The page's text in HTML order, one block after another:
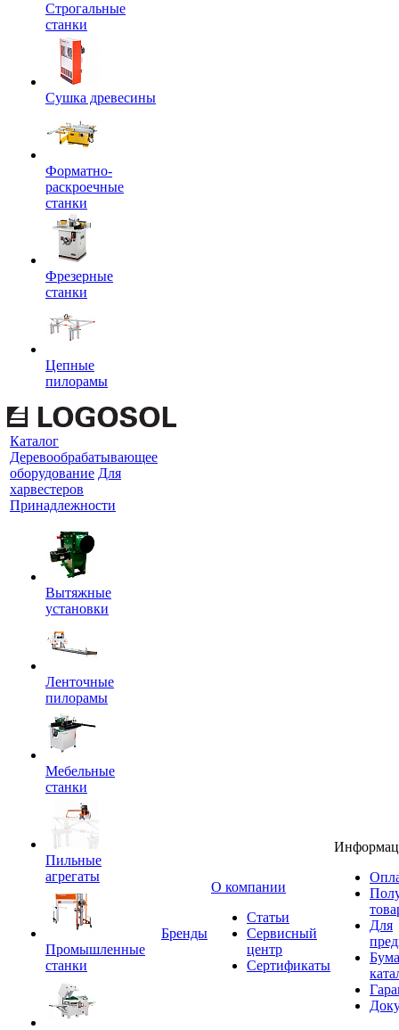
Строгальные
станки
Сушка древесины
Форматно-
раскроечные
станки
Фрезерные
станки
Цепные
пилорамы
Каталог
Деревообрабатывающее
оборудование Для
харвестеров
Принадлежности
Вытяжные
установки
Ленточные
пилорамы
Мебельные
станки
Пильные
агрегаты
Промышленные
станки
Бренды
O компании
Статьи
Сервисный
центр
Сертификаты
Для